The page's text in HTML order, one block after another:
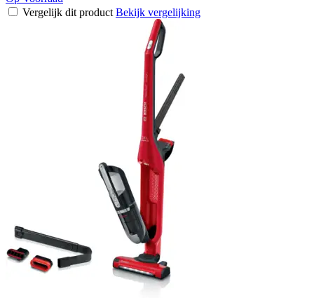
Vergelijk dit product Bekijk vergelijking